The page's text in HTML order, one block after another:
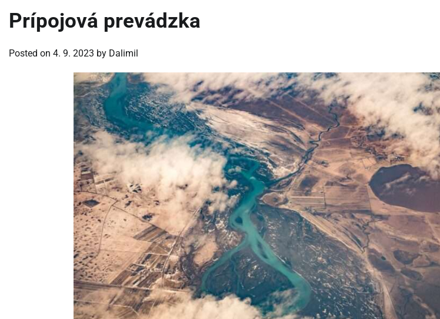
Prípojová prevádzka
Posted on 4. 9. 2023 by Dalimil